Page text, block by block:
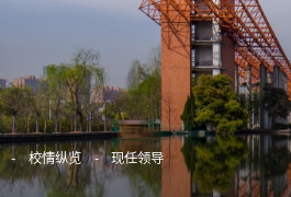
- 校情纵览 - 现任领导